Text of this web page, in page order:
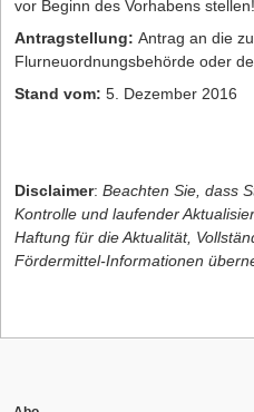
vor Beginn des Vorhabens stellen!
Antragstellung: Antrag an die
Flurneuordnungsbehörde oder
Stand vom: 5. Dezember 2016
Disclaimer: Beachten Sie, dass
Kontrolle und laufender
Haftung für die Aktualität,
Fördermittel-Informationen